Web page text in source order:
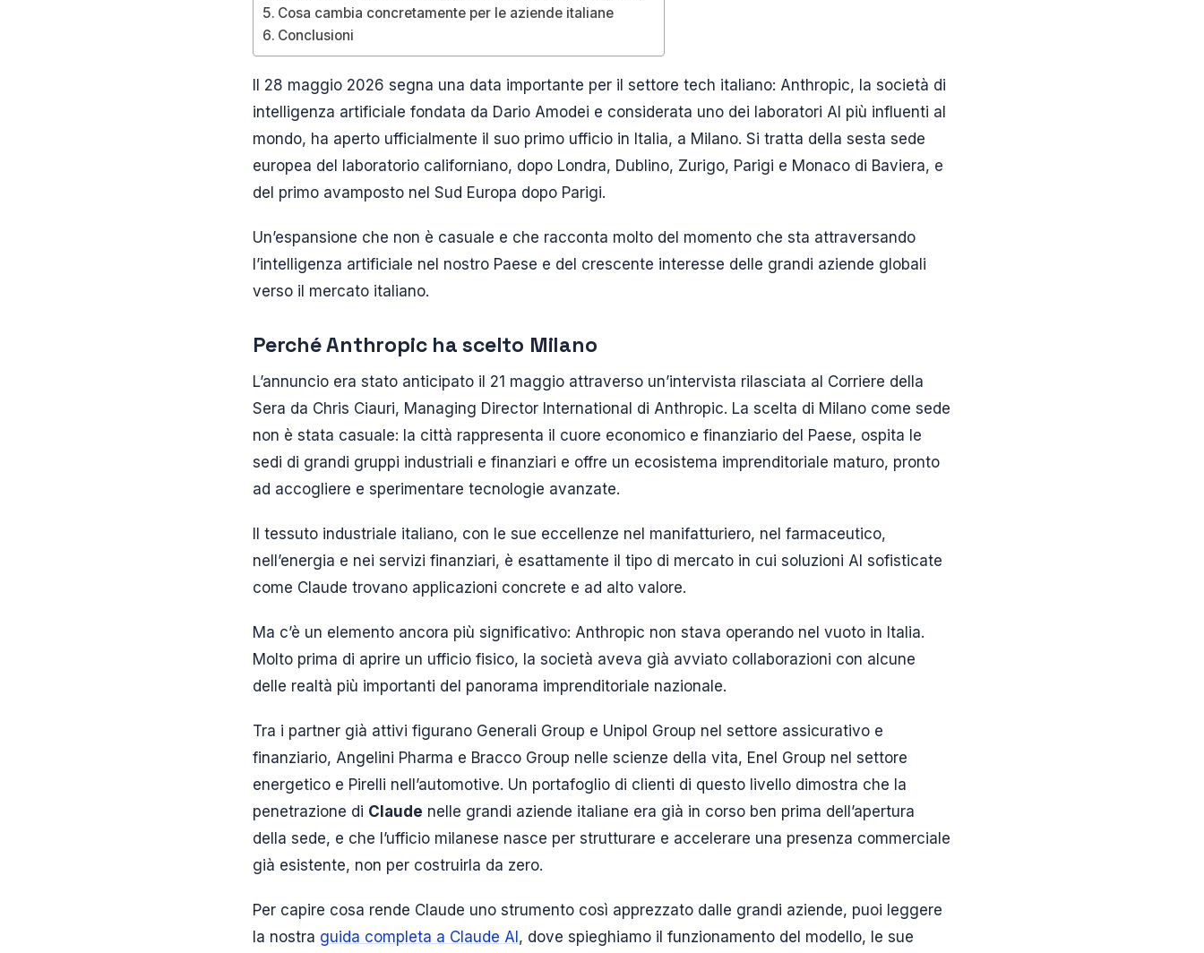
Cosa cambia concretamente per le aziende italiane
Conclusioni
Il 28 maggio 2026 segna una data importante per il settore tech italiano: Anthropic, la società di
intelligenza artificiale fondata da Dario Amodei e considerata uno dei laboratori AI più influenti al
mondo, ha aperto ufficialmente il suo primo ufficio in Italia, a Milano. Si tratta della sesta sede
europea del laboratorio californiano, dopo Londra, Dublino, Zurigo, Parigi e Monaco di Baviera, e
del primo avamposto nel Sud Europa dopo Parigi.
Un’espansione che non è casuale e che racconta molto del momento che sta attraversando
l’intelligenza artificiale nel nostro Paese e del crescente interesse delle grandi aziende globali
verso il mercato italiano.
Perché Anthropic ha scelto Milano
L’annuncio era stato anticipato il 21 maggio attraverso un’intervista rilasciata al Corriere della
Sera da Chris Ciauri, Managing Director International di Anthropic. La scelta di Milano come sede
non è stata casuale: la città rappresenta il cuore economico e finanziario del Paese, ospita le
sedi di grandi gruppi industriali e finanziari e offre un ecosistema imprenditoriale maturo, pronto
ad accogliere e sperimentare tecnologie avanzate.
Il tessuto industriale italiano, con le sue eccellenze nel manifatturiero, nel farmaceutico,
nell’energia e nei servizi finanziari, è esattamente il tipo di mercato in cui soluzioni AI sofisticate
come Claude trovano applicazioni concrete e ad alto valore.
Ma c’è un elemento ancora più significativo: Anthropic non stava operando nel vuoto in Italia.
Molto prima di aprire un ufficio fisico, la società aveva già avviato collaborazioni con alcune
delle realtà più importanti del panorama imprenditoriale nazionale.
Tra i partner già attivi figurano Generali Group e Unipol Group nel settore assicurativo e
finanziario, Angelini Pharma e Bracco Group nelle scienze della vita, Enel Group nel settore
energetico e Pirelli nell’automotive. Un portafoglio di clienti di questo livello dimostra che la
penetrazione di Claude nelle grandi aziende italiane era già in corso ben prima dell’apertura
della sede, e che l’ufficio milanese nasce per strutturare e accelerare una presenza commerciale
già esistente, non per costruirla da zero.
Per capire cosa rende Claude uno strumento così apprezzato dalle grandi aziende, puoi leggere
la nostra guida completa a Claude AI, dove spieghiamo il funzionamento del modello, le sue